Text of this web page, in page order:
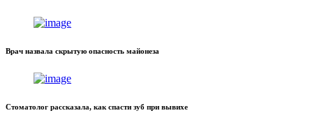
Врач назвала скрытую опасность майонеза
Стоматолог рассказала, как спасти зуб при вывихе